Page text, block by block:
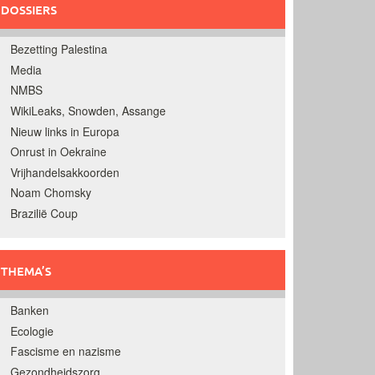
DOSSIERS
Bezetting Palestina
Media
NMBS
WikiLeaks, Snowden, Assange
Nieuw links in Europa
Onrust in Oekraine
Vrijhandelsakkoorden
Noam Chomsky
Brazilië Coup
THEMA’S
Banken
Ecologie
Fascisme en nazisme
Gezondheidszorg